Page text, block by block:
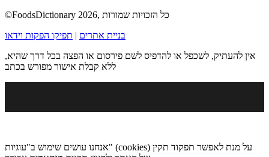
©FoodsDictionary 2026, כל הזכויות שמורות
בניית אתרים | תפיקו הפקות וידאו
אין להעתיק, לשכפל או להדפיס לשם פירסום או הפצה בכל דרך שהיא,
ללא קבלת אישור מפורש בכתב
אנחנו עושים שימוש ב"עוגיות" (cookies) על מנת לאפשר תפקוד תקין